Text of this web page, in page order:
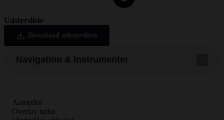
Udstyrsliste
Download udstyrsliste
Navigation & instrumenter
Autopilot
Overlay radar